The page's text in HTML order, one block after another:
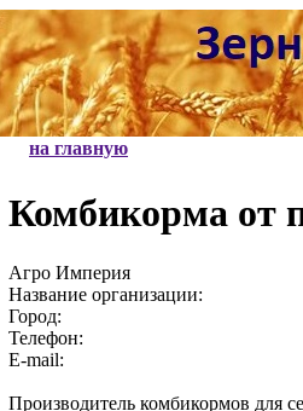
на главную
Комбикорма от
Агро Империя
Название организации:
Город:
Телефон:
E-mail:
Производитель комбикормов для